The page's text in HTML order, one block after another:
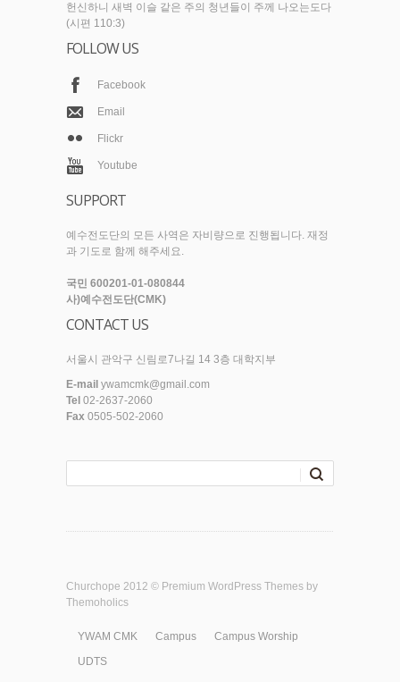
헌신하니 새벽 이슬 같은 주의 청년들이 주께 나오는도다
(시편 110:3)
FOLLOW US
Facebook
Email
Flickr
Youtube
SUPPORT
예수전도단의 모든 사역은 자비량으로 진행됩니다. 재정
과 기도로 함께 해주세요.
국민 600201-01-080844
사)예수전도단(CMK)
CONTACT US
서울시 관악구 신림로7나길 14 3층 대학지부
E-mail ywamcmk@gmail.com
Tel 02-2637-2060
Fax 0505-502-2060
Churchope 2012 © Premium WordPress Themes by
Themoholics
YWAM CMK Campus
Campus Worship
UDTS